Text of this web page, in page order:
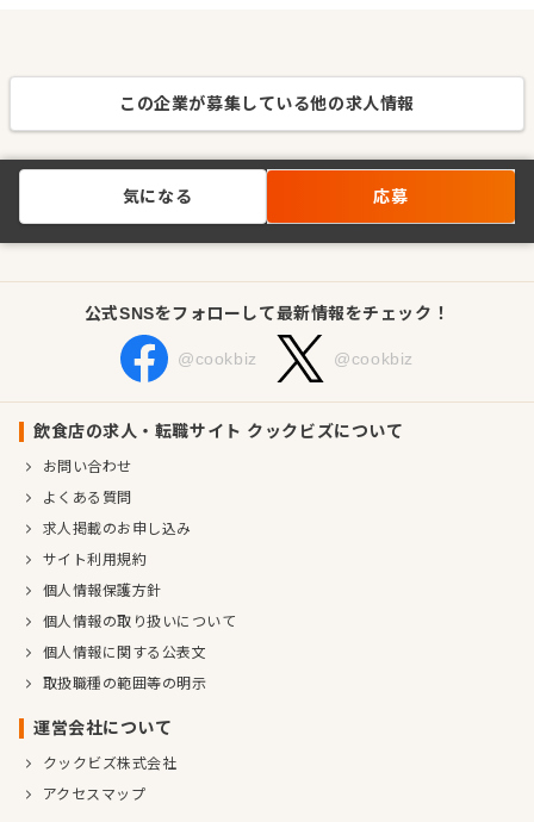
この企業が募集している他の求人情報
気になる 応募
公式SNSをフォローして最新情報をチェック！
@cookbiz @cookbiz
飲食店の求人・転職サイト クックビズについて
お問い合わせ
よくある質問
求人掲載のお申し込み
サイト利用規約
個人情報保護方針
個人情報の取り扱いについて
個人情報に関する公表文
取扱職種の範囲等の明示
運営会社について
クックビズ株式会社
アクセスマップ